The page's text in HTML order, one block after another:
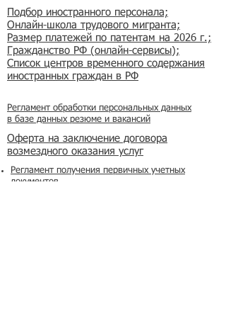
Подбор иностранного персонала;
Онлайн-школа трудового мигранта;
Размер платежей по патентам на 2026 г.;
Гражданство РФ (онлайн-сервисы);
Список центров временного содержания
иностранных граждан в РФ
Регламент обработки персональных данных
в базе данных резюме и вакансий
​Оферта на заключение договора
возмездного оказания услуг
Регламент получения первичных учетных
документов